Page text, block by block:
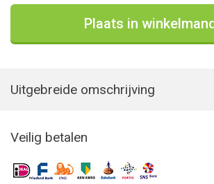
Plaats in
Uitgebreide omschrijving
Veilig betalen